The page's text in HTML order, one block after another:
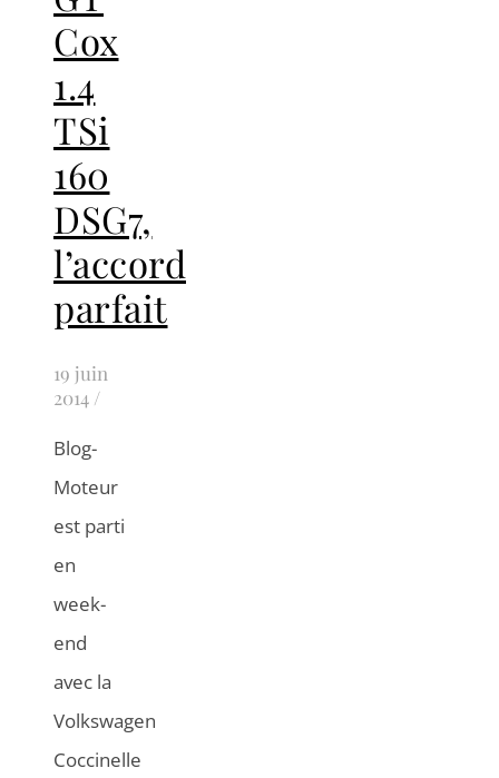
Cox
1.4
TSi
160
DSG7,
l’accord
parfait
19 juin
2014 /
Blog-
Moteur
est parti
en
week-
end
avec la
Volkswagen
Coccinelle